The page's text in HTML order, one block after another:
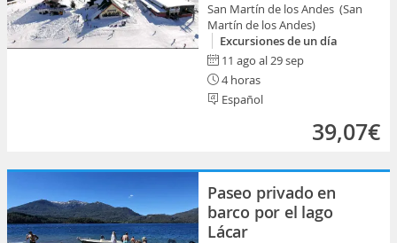
San Martín de los Andes (San
Martín de los Andes)
Excursiones de un día
11 ago al 29 sep
4 horas
Español
39,07€
Paseo privado en
barco por el lago
Lácar